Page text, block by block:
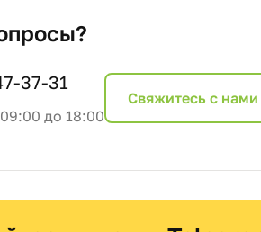
37-31
до 18:00
Cвяжитесь с нами